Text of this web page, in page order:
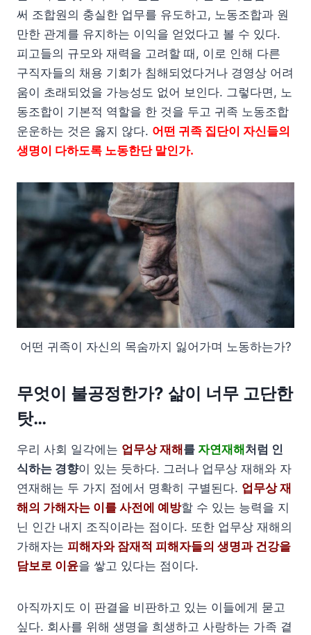
써 조합원의 충실한 업무를 유도하고, 노동조합과 원
만한 관계를 유지하는 이익을 얻었다고 볼 수 있다.
피고들의 규모와 재력을 고려할 때, 이로 인해 다른
구직자들의 채용 기회가 침해되었다거나 경영상 어려
움이 초래되었을 가능성도 없어 보인다. 그렇다면, 노
동조합이 기본적 역할을 한 것을 두고 귀족 노동조합
운운하는 것은 옳지 않다. 어떤 귀족 집단이 자신들의
생명이 다하도록 노동한단 말인가.
어떤 귀족이 자신의 목숨까지 잃어가며 노동하는가?
무엇이 불공정한가? 삶이 너무 고단한
탓…
우리 사회 일각에는 업무상 재해 를 자연재해 처럼 인
식하는 경향이 있는 듯하다. 그러나 업무상 재해와 자
연재해는 두 가지 점에서 명확히 구별된다. 업무상 재
해의 가해자는 이를 사전에 예방할 수 있는 능력을 지
닌 인간 내지 조직이라는 점이다. 또한 업무상 재해의
가해자는 피해자와 잠재적 피해자들의 생명과 건강을
담보로 이윤을 쌓고 있다는 점이다.
아직까지도 이 판결을 비판하고 있는 이들에게 묻고
싶다. 회사를 위해 생명을 희생하고 사랑하는 가족 곁